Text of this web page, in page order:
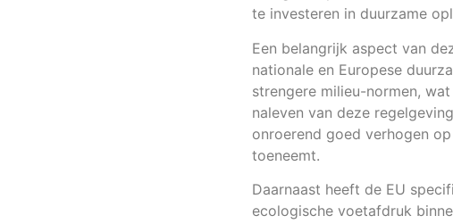
te investeren in duurzame
Een belangrijk aspect van
nationale en Europese
strengere milieu-normen,
naleven van deze
onroerend goed verhogen
toeneemt.
Daarnaast heeft de EU
ecologische voetafdruk